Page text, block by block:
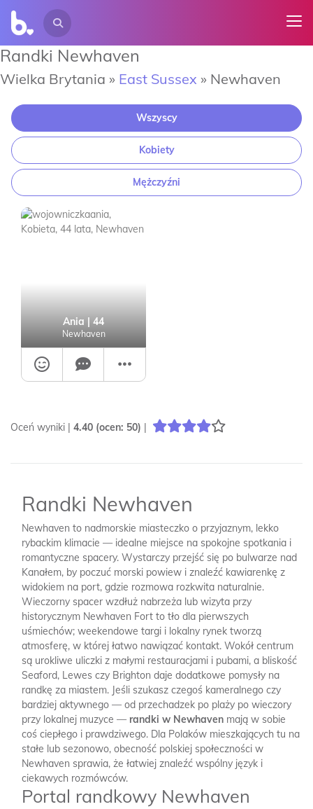
Randki Newhaven
Wielka Brytania » East Sussex » Newhaven
Wszyscy
Kobiety
Mężczyźni
Ania | 44
Newhaven
Oceń wyniki | 4.40 (ocen: 50) |
Randki Newhaven
Newhaven to nadmorskie miasteczko o przyjaznym, lekko
rybackim klimacie — idealne miejsce na spokojne spotkania i
romantyczne spacery. Wystarczy przejść się po bulwarze nad
Kanałem, by poczuć morski powiew i znaleźć kawiarenkę z
widokiem na port, gdzie rozmowa rozkwita naturalnie.
Wieczorny spacer wzdłuż nabrzeża lub wizyta przy
historycznym Newhaven Fort to tło dla pierwszych
uśmiechów; weekendowe targi i lokalny rynek tworzą
atmosferę, w której łatwo nawiązać kontakt. Wokół centrum
są urokliwe uliczki z małymi restauracjami i pubami, a bliskość
Seaford, Lewes czy Brighton daje dodatkowe pomysły na
randkę za miastem. Jeśli szukasz czegoś kameralnego czy
bardziej aktywnego — od przechadzek po plaży po wieczory
przy lokalnej muzyce — randki w Newhaven mają w sobie
coś ciepłego i prawdziwego. Dla Polaków mieszkających tu na
stałe lub sezonowo, obecność polskiej społeczności w
Newhaven sprawia, że łatwiej znaleźć wspólny język i
ciekawych rozmówców.
Portal randkowy Newhaven